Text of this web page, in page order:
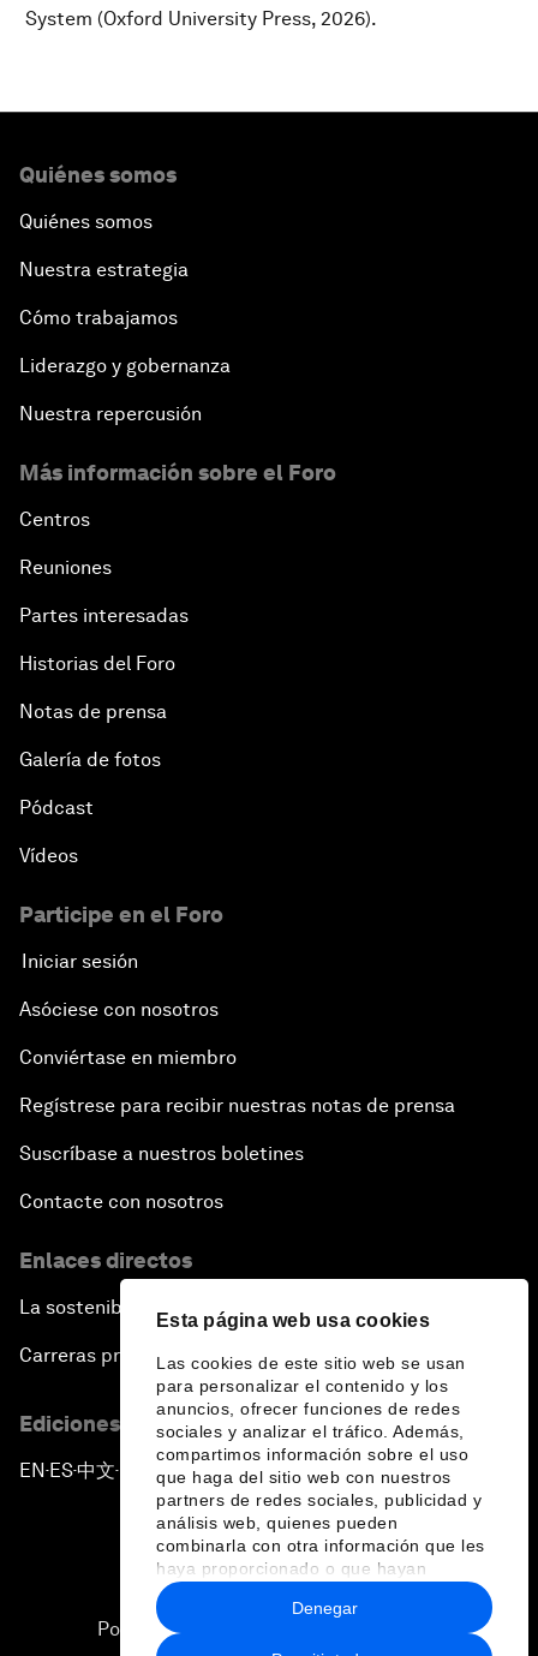
Esta página web usa cookies
Las cookies de este sitio web se usan
para personalizar el contenido y los
anuncios, ofrecer funciones de redes
sociales y analizar el tráfico. Además,
compartimos información sobre el uso
que haga del sitio web con nuestros
partners de redes sociales, publicidad y
análisis web, quienes pueden
combinarla con otra información que les
haya proporcionado o que hayan
recopilado a partir del uso que haya
hecho de sus servicios.
Denegar
System (Oxford University Press, 2026).
Quiénes somos
Quiénes somos
Nuestra estrategia
Cómo trabajamos
Liderazgo y gobernanza
Nuestra repercusión
Más información sobre el Foro
Centros
Reuniones
Partes interesadas
Historias del Foro
Notas de prensa
Galería de fotos
Pódcast
Vídeos
Participe en el Foro
Iniciar sesión
Asóciese con nosotros
Conviértase en miembro
Regístrese para recibir nuestras notas de prensa
Suscríbase a nuestros boletines
Contacte con nosotros
Enlaces directos
La sostenibilidad en el Foro
Carreras profesionales
Ediciones en otros idiomas
EN ▪ES▪中文▪ 日本語
Política de privacidad y normas de uso